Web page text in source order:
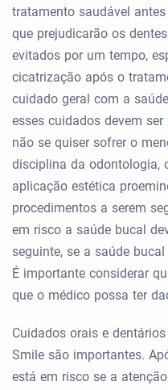
tratamento saudável
que prejudicarão os
evitados por um tempo,
cicatrização após o
cuidado geral com a
esses cuidados devem
não se quiser sofrer o
disciplina da odontologia,
aplicação estética
procedimentos a serem
em risco a saúde bucal
seguinte, se a saúde
É importante considerar
que o médico possa ter
Cuidados orais e
Smile são importantes.
está em risco se a